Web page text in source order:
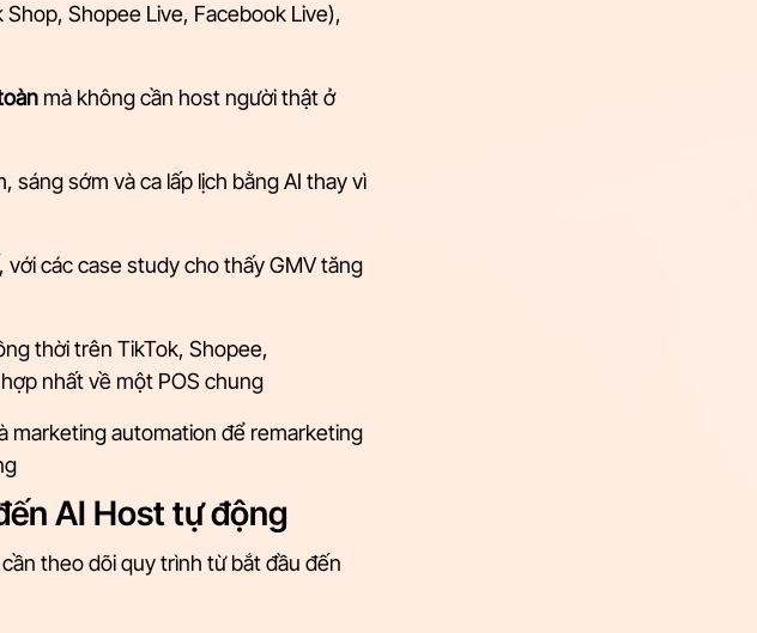
Shopee Live, Facebook Live),
mà không cần host người thật ở
sáng sớm và ca lấp lịch bằng AI thay vì
, với các case study cho thấy GMV tăng
thời trên TikTok, Shopee,
nhất về một POS chung
marketing automation để remarketing
AI Host tự động
theo dõi quy trình từ bắt đầu đến